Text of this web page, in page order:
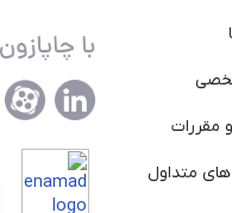
مقررات
متداول